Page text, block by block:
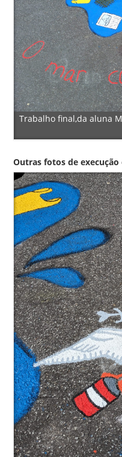
Trabalho final,da aluna
Outras fotos de